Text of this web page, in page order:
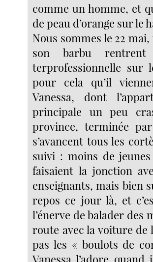
comme un homme, et
de peau d’orange sur le
Nous sommes le 22
son barbu
terprofessionnelle sur
pour cela qu’il
Vanessa, dont
principale un peu
province, terminée
s’avancent tous les
suivi : moins de
faisaient la jonction
enseignants, mais bien
repos ce jour là, et
l’énerve de balader des
route avec la voiture de
pas les « boulots de
Vanessa l’adore